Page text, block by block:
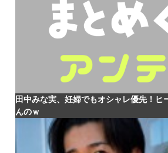
田中みな実、妊婦でもオシャレ優先！ヒ
んのｗ